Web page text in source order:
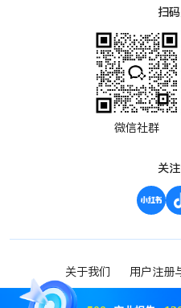
扫
微信社群
关
关于我们 用户注册